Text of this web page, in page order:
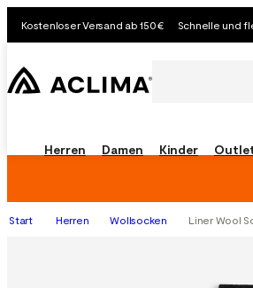
Kostenloser Versand ab 150€ Schnelle und
Herren Damen Kinder
Start Herren Wollsocken Liner Wool